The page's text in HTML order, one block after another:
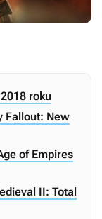
roku
Fallout: New
of Empires
II: Total